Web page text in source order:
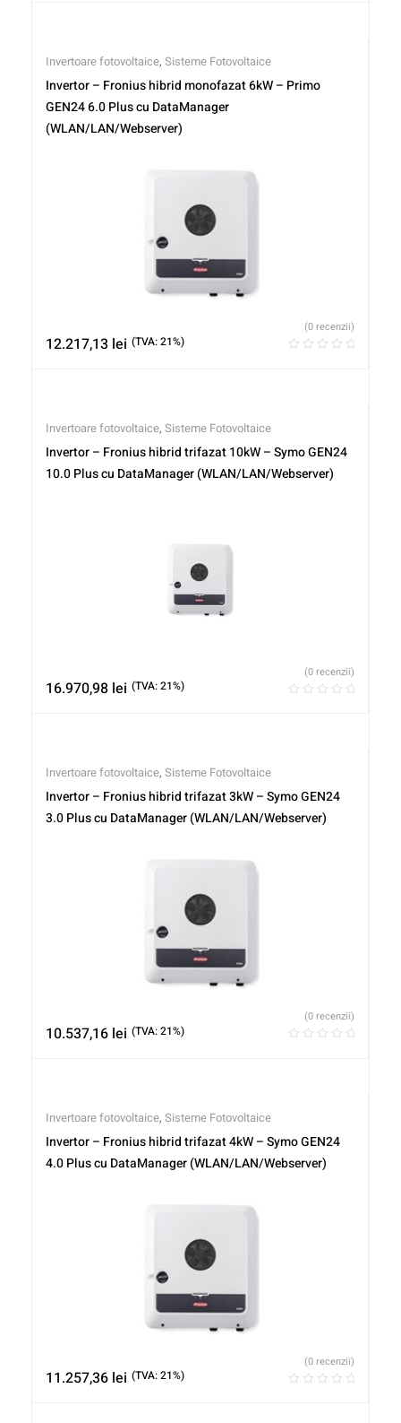
Invertoare fotovoltaice, Sisteme Fotovoltaice
Invertor – Fronius hibrid monofazat 6kW – Primo
GEN24 6.0 Plus cu DataManager
(WLAN/LAN/Webserver)
12.217,13 lei (TVA: 21%)
(0 recenzii)
Invertoare fotovoltaice, Sisteme Fotovoltaice
Invertor – Fronius hibrid trifazat 10kW – Symo GEN24
10.0 Plus cu DataManager (WLAN/LAN/Webserver)
16.970,98 lei (TVA: 21%)
(0 recenzii)
Invertoare fotovoltaice, Sisteme Fotovoltaice
Invertor – Fronius hibrid trifazat 3kW – Symo GEN24
3.0 Plus cu DataManager (WLAN/LAN/Webserver)
10.537,16 lei (TVA: 21%)
(0 recenzii)
Invertoare fotovoltaice, Sisteme Fotovoltaice
Invertor – Fronius hibrid trifazat 4kW – Symo GEN24
4.0 Plus cu DataManager (WLAN/LAN/Webserver)
11.257,36 lei (TVA: 21%)
(0 recenzii)